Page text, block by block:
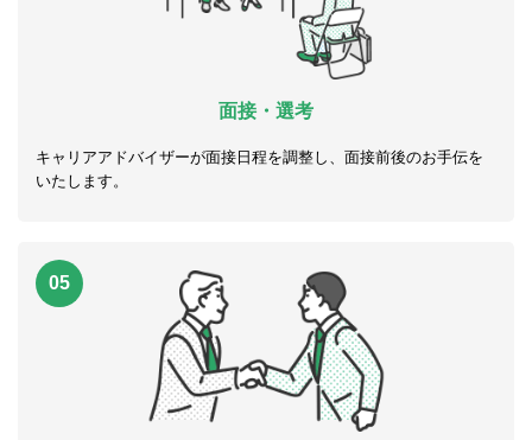
面接・選考
キャリアアドバイザーが面接日程を調整し、面接前後のお手伝を
いたします。
05